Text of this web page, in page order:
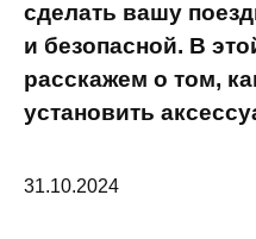
сделать вашу
и безопасной. В
расскажем о том,
установить
31.10.2024